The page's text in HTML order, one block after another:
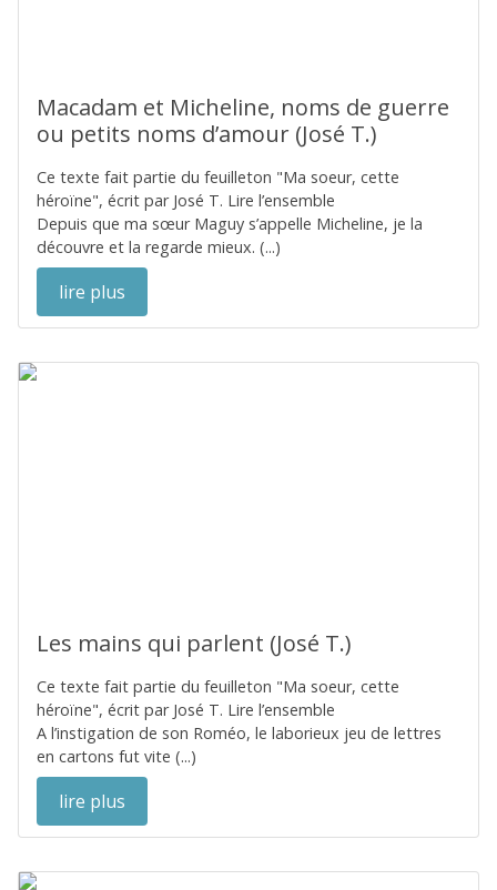
Macadam et Micheline, noms de guerre
ou petits noms d’amour (José T.)
Ce texte fait partie du feuilleton "Ma soeur, cette
héroïne", écrit par José T. Lire l’ensemble
Depuis que ma sœur Maguy s’appelle Micheline, je la
découvre et la regarde mieux. (...)
lire plus
Les mains qui parlent (José T.)
Ce texte fait partie du feuilleton "Ma soeur, cette
héroïne", écrit par José T. Lire l’ensemble
A l’instigation de son Roméo, le laborieux jeu de lettres
en cartons fut vite (...)
lire plus